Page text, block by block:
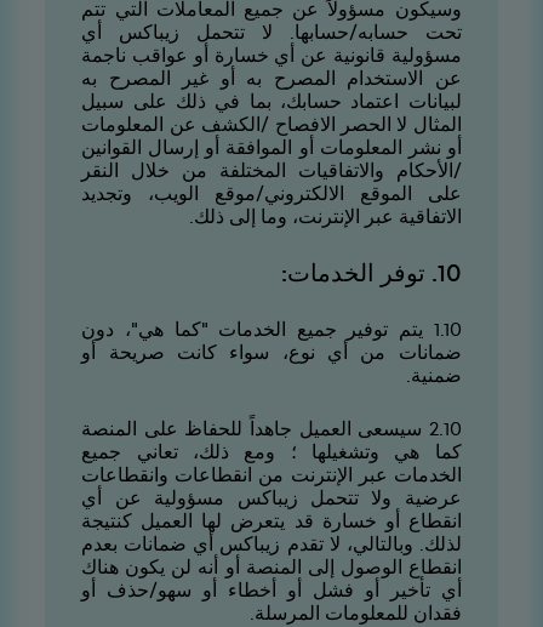
وسيكون مسؤولاً عن جميع المعاملات التي تتم
تحت حسابه/حسابها. لا تتحمل زيباكس أي
مسؤولية قانونية عن أي خسارة أو عواقب ناجمة
عن الاستخدام المصرح به أو غير المصرح به
لبيانات اعتماد حسابك، بما في ذلك على سبيل
المثال لا الحصر الافصاح /الكشف عن المعلومات
أو نشر المعلومات أو الموافقة أو إرسال القوانين
/الأحكام والاتفاقيات المختلفة من خلال النقر
على الموقع الالكتروني/موقع الويب، وتجديد
الاتفاقية عبر الإنترنت، وما إلى ذلك.
01. توفر الخدمات:
01.1 يتم توفير جميع الخدمات "كما هي"، دون
ضمانات من أي نوع، سواء كانت صريحة أو
ضمنية.
01.2 سيسعى العميل جاهداً للحفاظ على المنصة
كما هي وتشغيلها ؛ ومع ذلك، تعاني جميع
الخدمات عبر الإنترنت من انقطاعات وانقطاعات
عرضية ولا تتحمل زيباكس مسؤولية عن أي
انقطاع أو خسارة قد يتعرض لها العميل كنتيجة
لذلك. وبالتالي، لا تقدم زيباكس أي ضمانات بعدم
انقطاع الوصول إلى المنصة أو أنه لن يكون هناك
أي تأخير أو فشل أو أخطاء أو سهو/حذف أو
فقدان للمعلومات المرسلة.